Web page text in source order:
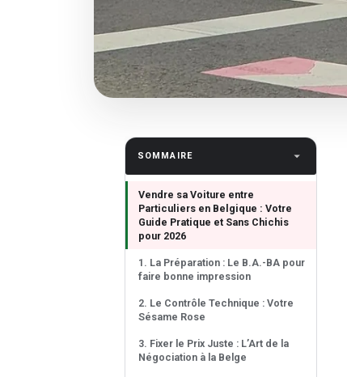
SOMMAIRE
Vendre sa Voiture entre
Particuliers en Belgique : Votre
Guide Pratique et Sans Chichis
pour 2026
1. La Préparation : Le B.A.-BA pour
faire bonne impression
2. Le Contrôle Technique : Votre
Sésame Rose
3. Fixer le Prix Juste : L’Art de la
Négociation à la Belge